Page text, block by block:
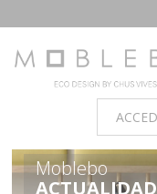
Moblebo